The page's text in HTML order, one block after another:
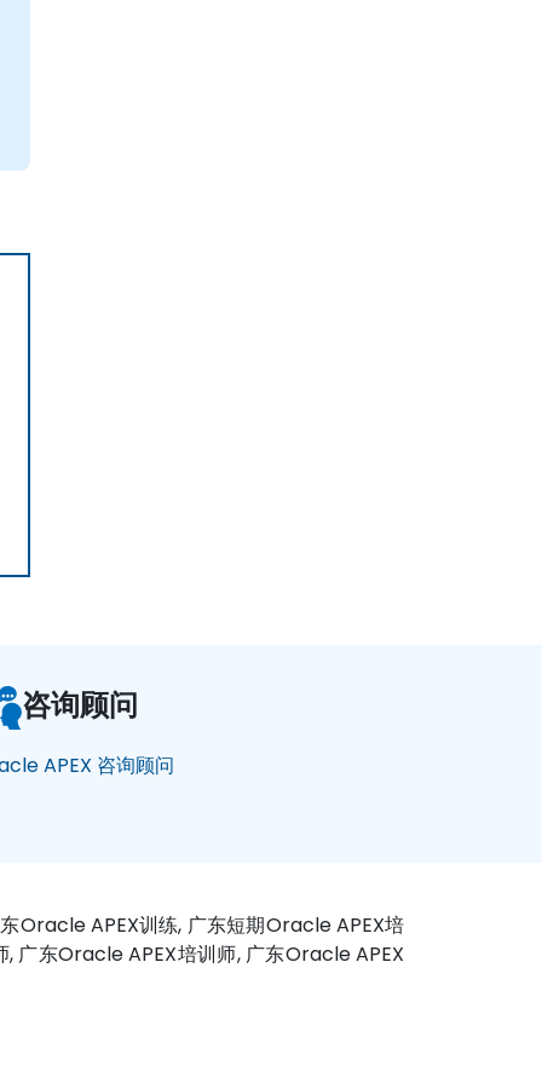
咨询顾问
APEX 咨询顾问
Oracle APEX训练, 广东短期Oracle APEX培
广东Oracle APEX培训师, 广东Oracle APEX